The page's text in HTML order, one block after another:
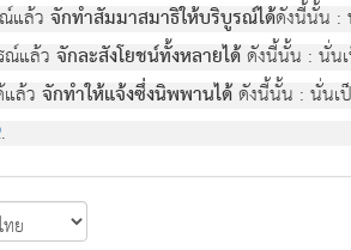
ณ์แล้วจักทำสัมมาสมาธิให้บริบูรณ์ได้ดังนี้นั้น :
ณ์แล้วจักละสังโยชน์ทั้งหลายได้ดังนี้นั้น : นั่น
แล้วจักทำให้แจ้งซึ่งนิพพานได้ดังนี้นั้น : นั่นเ
.